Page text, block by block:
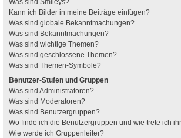
Kann ich Bilder in meine Beiträge einfügen?
Was sind globale Bekanntmachungen?
Was sind Bekanntmachungen?
Was sind wichtige Themen?
Was sind geschlossene Themen?
Was sind Themen-Symbole?
Benutzer-Stufen und Gruppen
Was sind Administratoren?
Was sind Moderatoren?
Was sind Benutzergruppen?
Wo finde ich die Benutzergruppen und wie trete ich
Wie werde ich Gruppenleiter?